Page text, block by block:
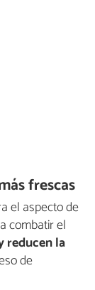
frescas
el aspecto de
combatir el
reducen la
de